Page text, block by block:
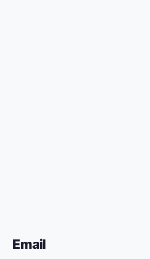
Email